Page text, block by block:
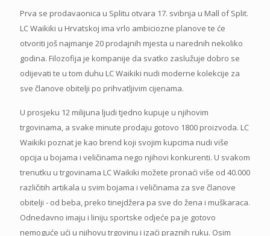
Prva se prodavaonica u Splitu otvara 17. svibnja u Mall of Split.
LC Waikiki u Hrvatskoj ima vrlo ambiciozne planove te će
otvoriti još najmanje 20 prodajnih mjesta u narednih nekoliko
godina. Filozofija je kompanije da svatko zaslužuje dobro se
odijevati te u tom duhu LC Waikiki nudi moderne kolekcije za
sve članove obitelji po prihvatljivim cijenama.
U prosjeku 12 milijuna ljudi tjedno kupuje u njihovim
trgovinama, a svake minute prodaju gotovo 1800 proizvoda. LC
Waikiki poznat je kao brend koji svojim kupcima nudi više
opcija u bojama i veličinama nego njihovi konkurenti. U svakom
trenutku u trgovinama LC Waikiki možete pronaći više od 40.000
različitih artikala u svim bojama i veličinama za sve članove
obitelji - od beba, preko tinejdžera pa sve do žena i muškaraca.
Odnedavno imaju i liniju sportske odjeće pa je gotovo
nemoguće ući u njihovu trgovinu i izaći praznih ruku. Osim